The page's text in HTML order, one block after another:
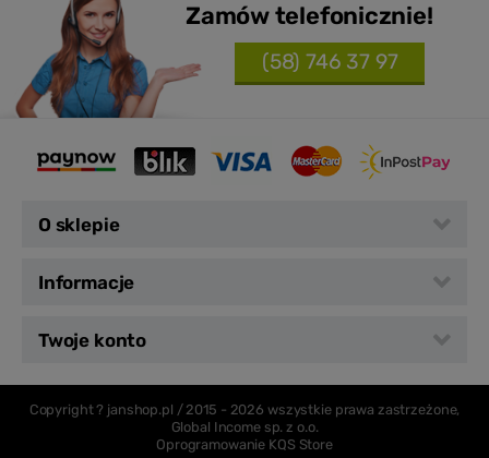
Zamów telefonicznie!
(58) 746 37 97
O sklepie
Informacje
Twoje konto
Copyright ? janshop.pl / 2015 - 2026 wszystkie prawa zastrzeżone,
Global Income sp. z o.o.
Oprogramowanie KQS Store